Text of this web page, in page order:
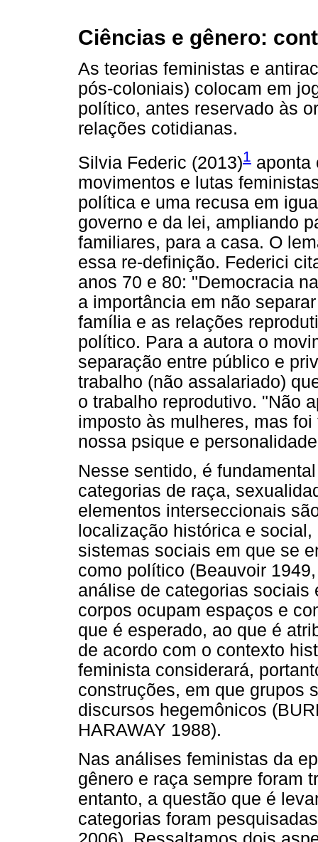
Ciências e gênero:
As teorias feministas e
pós-coloniais) colocam em
político, antes reservado às
relações cotidianas.
Silvia Federic (2013)1 aponta
movimentos e lutas
política e uma recusa em
governo e da lei, ampliando
familiares, para a casa. O
essa re-definição. Federici
anos 70 e 80: "Democracia
a importância em não
família e as relações
político. Para a autora o
separação entre público e
trabalho (não assalariado)
o trabalho reprodutivo. "Não
imposto às mulheres, mas
nossa psique e
Nesse sentido, é
categorias de raça,
elementos interseccionais
localização histórica e
sistemas sociais em que se
como político (Beauvoir
análise de categorias
corpos ocupam espaços e
que é esperado, ao que é
de acordo com o contexto
feminista considerará,
construções, em que grupos
discursos hegemônicos
HARAWAY 1988).
Nas análises feministas da
gênero e raça sempre foram
entanto, a questão que é
categorias foram